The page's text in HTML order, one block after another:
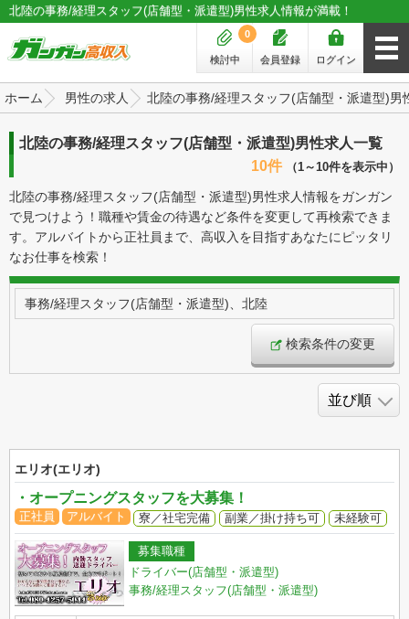
北陸の事務/経理スタッフ(店舗型・派遣型)男性求人情報が満載！
ログイン
会員登録
検討中
0
ホーム 男性の求人 北陸の事務/経理スタッフ(店舗型・派遣型)男
北陸の事務/経理スタッフ(店舗型・派遣型)男性求人一覧
10件
（1～10件を表示中）
北陸の事務/経理スタッフ(店舗型・派遣型)男性求人情報をガンガン
で見つけよう！職種や賃金の待遇など条件を変更して再検索できま
す。アルバイトから正社員まで、高収入を目指すあなたにピッタリ
なお仕事を検索！
事務/経理スタッフ(店舗型・派遣型)、北陸
検索条件の変更
エリオ(エリオ)
・オープニングスタッフを大募集！
正社員 アルバイト 寮／社宅完備 副業／掛け持ち可 未経験可
募集職種
ドライバー(店舗型・派遣型)
事務/経理スタッフ(店舗型・派遣型)